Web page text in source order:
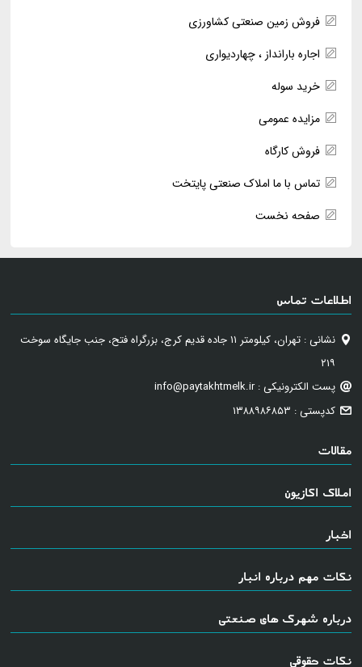
فروش زمین صنعتی کشاورزی
اجاره بارانداز ، چهاردیواری
خرید سوله
مزایده عمومی
فروش کارگاه
تماس با ما املاک صنعتی پایتخت
صفحه نخست
اطلاعات تماس
نشانی : تهران، کیلومتر ۱۱ جاده قدیم کرج، بزرگراه فتح، جنب جایگاه سوخت
۲۱۹
پست الکترونیکی : info@paytakhtmelk.ir
کدپستی : ۱۳۸۸۹۸۶۸۵۳
مقالات
املاک اکازیون
اخبار
نکات مهم درباره انبار
درباره شهرک های صنعتی
نکات حقوقی